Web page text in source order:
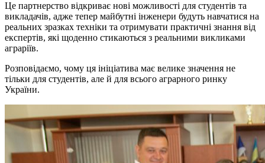
Це партнерство відкриває нові можливості для студентів та
викладачів, адже тепер майбутні інженери будуть навчатися на
реальних зразках техніки та отримувати практичні знання від
експертів, які щоденно стикаються з реальними викликами
аграріїв.
Розповідаємо, чому ця ініціатива має велике значення не
тільки для студентів, але й для всього аграрного ринку
України.